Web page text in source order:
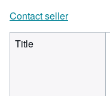
Contact seller
Title